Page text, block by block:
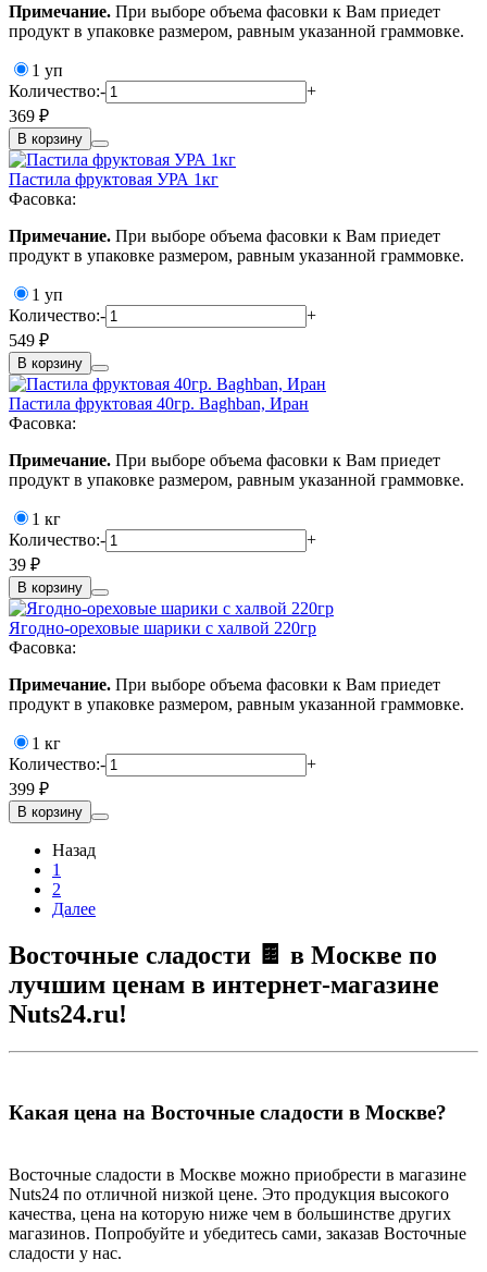
Примечание. При выборе объема фасовки к Вам приедет
продукт в упаковке размером, равным указанной граммовке.
1 уп
Количество:-
+
369 ₽
В корзину
Пастила фруктовая УРА 1кг
Фасовка:
Примечание. При выборе объема фасовки к Вам приедет
продукт в упаковке размером, равным указанной граммовке.
1 уп
Количество:-
+
549 ₽
В корзину
Пастила фруктовая 40гр. Baghban, Иран
Фасовка:
Примечание. При выборе объема фасовки к Вам приедет
продукт в упаковке размером, равным указанной граммовке.
1 кг
Количество:-
+
39 ₽
В корзину
Ягодно-ореховые шарики с халвой 220гр
Фасовка:
Примечание. При выборе объема фасовки к Вам приедет
продукт в упаковке размером, равным указанной граммовке.
1 кг
Количество:-
+
399 ₽
В корзину
Назад
1
2
Далее
Восточные сладости 🍫 в Москве по
лучшим ценам в интернет-магазине
Nuts24.ru!
Какая цена на Восточные сладости в Москве?
Восточные сладости в Москве можно приобрести в магазине
Nuts24 по отличной низкой цене. Это продукция высокого
качества, цена на которую ниже чем в большинстве других
магазинов. Попробуйте и убедитесь сами, заказав Восточные
сладости у нас.